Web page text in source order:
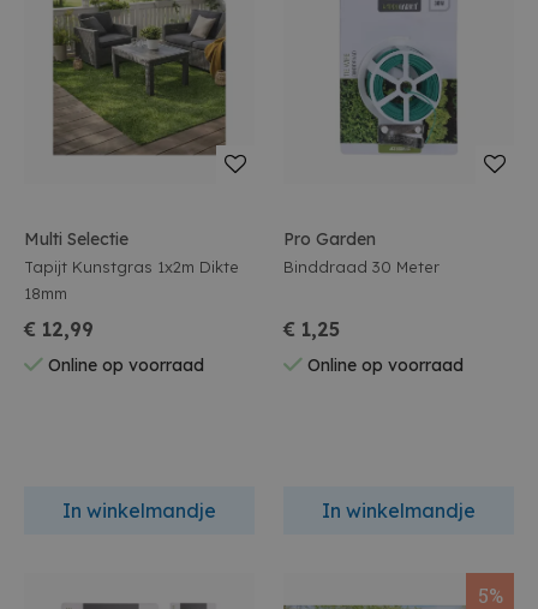
Multi Selectie
Tapijt Kunstgras 1x2m Dikte
18mm
€ 12,99
Online op voorraad
In winkelmandje
Pro Garden
Binddraad 30 Meter
€ 1,25
Online op voorraad
In winkelmandje
5%